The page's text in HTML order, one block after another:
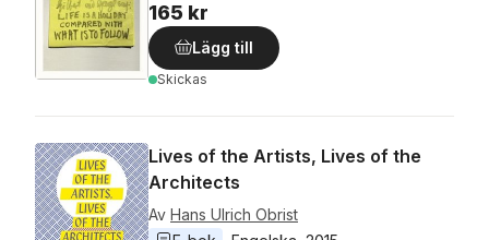
165 kr
Lägg till
Skickas
Lives of the Artists, Lives of the
Architects
Av Hans Ulrich Obrist